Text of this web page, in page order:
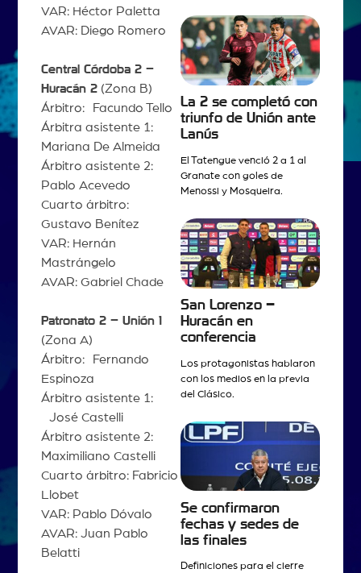
VAR: Héctor Paletta
AVAR: Diego Romero
Central Córdoba 2 –
Huracán 2(Zona B)
Árbitro: Facundo Tello
Árbitra asistente 1:
Mariana De Almeida
Árbitro asistente 2:
Pablo Acevedo
Cuarto árbitro:
Gustavo Benítez
VAR: Hernán
Mastrángelo
AVAR: Gabriel Chade
Patronato 2 – Unión 1
(Zona A)
Árbitro: Fernando
Espinoza
Árbitro asistente 1:
José Castelli
Árbitro asistente 2:
Maximiliano Castelli
Cuarto árbitro: Fabricio
Llobet
VAR: Pablo Dóvalo
AVAR: Juan Pablo
Belatti
La 2 se completó con
triunfo de Unión ante
Lanús
El Tatengue venció 2 a 1 al
Granate con goles de
Menossi y Mosqueira.
San Lorenzo –
Huracán en
conferencia
Los protagonistas hablaron
con los medios en la previa
del Clásico.
Se confirmaron
fechas y sedes de
las finales
Definiciones para el cierre